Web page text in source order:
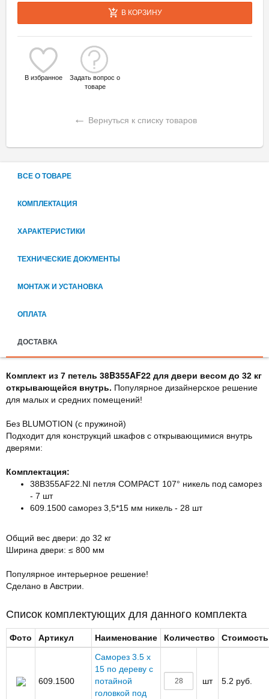
В КОРЗИНУ
В избранное
Задать вопрос о
товаре
← Вернуться к списку товаров
ВСЕ О ТОВАРЕ
КОМПЛЕКТАЦИЯ
ХАРАКТЕРИСТИКИ
ТЕХНИЧЕСКИЕ ДОКУМЕНТЫ
МОНТАЖ И УСТАНОВКА
ОПЛАТА
ДОСТАВКА
Комплект из 7 петель 38B355AF22 для двери весом до 32 кг
открывающейся внутрь. Популярное дизайнерское решение
для малых и средних помещений!
Без BLUMOTION (с пружиной)
Подходит для конструкций шкафов с открывающимися внутрь
дверями:
Комплектация:
38B355AF22.NI петля COMPACT 107° никель под саморез
- 7 шт
609.1500 саморез 3,5*15 мм никель - 28 шт
Общий вес двери: до 32 кг
Ширина двери: ≤ 800 мм
Популярное интерьерное решение!
Сделано в Австрии.
Список комплектующих для данного комплекта
Фото Артикул Наименование Количество Стоимость
609.1500
Саморез 3.5 х
15 по дереву с
потайной
головкой под
шт 5.2 руб.